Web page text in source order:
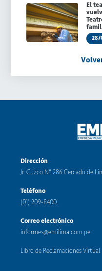
El
28/
Dirección
Jr. Cuzco N° 286 Cercado de
Teléfono
(01) 209-8400
Correo electrónico
informes@emilima.com.pe
Libro de Reclamaciones Virtual